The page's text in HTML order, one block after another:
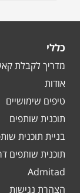
כללי
מדריך לקבלת
אודות
טיפים שימושיים
תוכנית שותפים
בניית תוכנית
תוכנית שותפים
Admitad
הצהרת נגישות